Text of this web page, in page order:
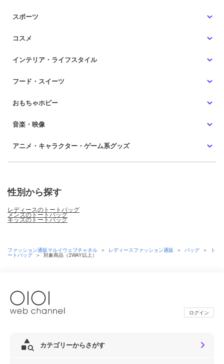
スポーツ
コスメ
インテリア・ライフスタイル
フード・スイーツ
おもちゃホビー
音楽・映像
アニメ・キャラクター・ゲーム系グッズ
性別から探す
レディースのトートバッグ
メンズのトートバッグ
キッズのトートバッグ
ファッション通販マルイウェブチャネル ＞ レディースファッション通販 ＞ バッグ ＞
ト
ートバッグ
＞ 対象商品（2WAY以上）
ログイン
カテゴリーからさがす